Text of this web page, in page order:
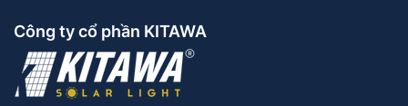
Công ty cổ phần KITAWA